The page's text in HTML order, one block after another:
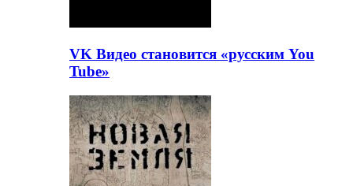
VK Видео становится «русским You
Tube»